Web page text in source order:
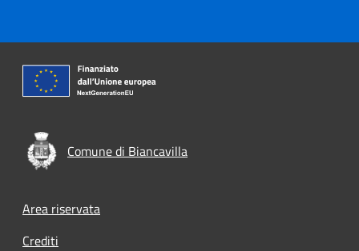
Comune di Biancavilla
Footer menu
Area riservata
Crediti